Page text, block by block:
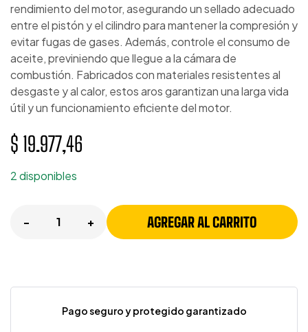
rendimiento del motor, asegurando un sellado adecuado
entre el pistón y el cilindro para mantener la compresión y
evitar fugas de gases. Además, controle el consumo de
aceite, previniendo que llegue a la cámara de
combustión. Fabricados con materiales resistentes al
desgaste y al calor, estos aros garantizan una larga vida
útil y un funcionamiento eficiente del motor.
$ 19.977,46
2 disponibles
- + AGREGAR AL CARRITO
Pago seguro y protegido garantizado